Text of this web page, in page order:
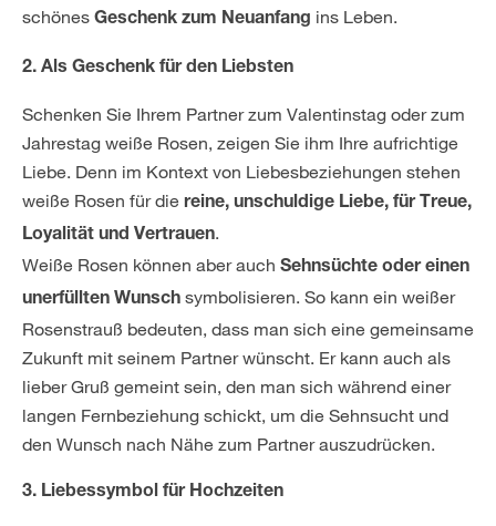
schönes Geschenk zum Neuanfang ins Leben.
2. Als Geschenk für den Liebsten
Schenken Sie Ihrem Partner zum Valentinstag oder zum
Jahrestag weiße Rosen, zeigen Sie ihm Ihre aufrichtige
Liebe. Denn im Kontext von Liebesbeziehungen stehen
weiße Rosen für die reine, unschuldige Liebe, für Treue,
Loyalität und Vertrauen.
Weiße Rosen können aber auch Sehnsüchte oder einen
unerfüllten Wunsch symbolisieren. So kann ein weißer
Rosenstrauß bedeuten, dass man sich eine gemeinsame
Zukunft mit seinem Partner wünscht. Er kann auch als
lieber Gruß gemeint sein, den man sich während einer
langen Fernbeziehung schickt, um die Sehnsucht und
den Wunsch nach Nähe zum Partner auszudrücken.
3. Liebessymbol für Hochzeiten